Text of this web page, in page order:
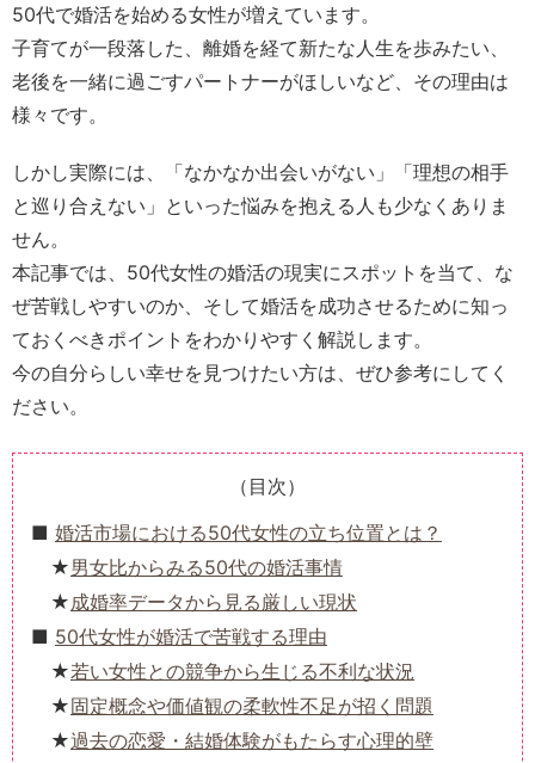
50代で婚活を始める女性が増えています。
子育てが一段落した、離婚を経て新たな人生を歩みたい、
老後を一緒に過ごすパートナーがほしいなど、その理由は
様々です。
しかし実際には、「なかなか出会いがない」「理想の相手
と巡り合えない」といった悩みを抱える人も少なくありま
せん。
本記事では、50代女性の婚活の現実にスポットを当て、な
ぜ苦戦しやすいのか、そして婚活を成功させるために知っ
ておくべきポイントをわかりやすく解説します。
今の自分らしい幸せを見つけたい方は、ぜひ参考にしてく
ださい。
（目次）
婚活市場における50代女性の立ち位置とは？
男女比からみる50代の婚活事情
成婚率データから見る厳しい現状
50代女性が婚活で苦戦する理由
若い女性との競争から生じる不利な状況
固定概念や価値観の柔軟性不足が招く問題
過去の恋愛・結婚体験がもたらす心理的壁